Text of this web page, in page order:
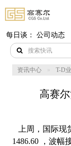
每日谈： 公司动态
资讯中心 T-D
高赛
上周，国际现
1486.60 ，波幅